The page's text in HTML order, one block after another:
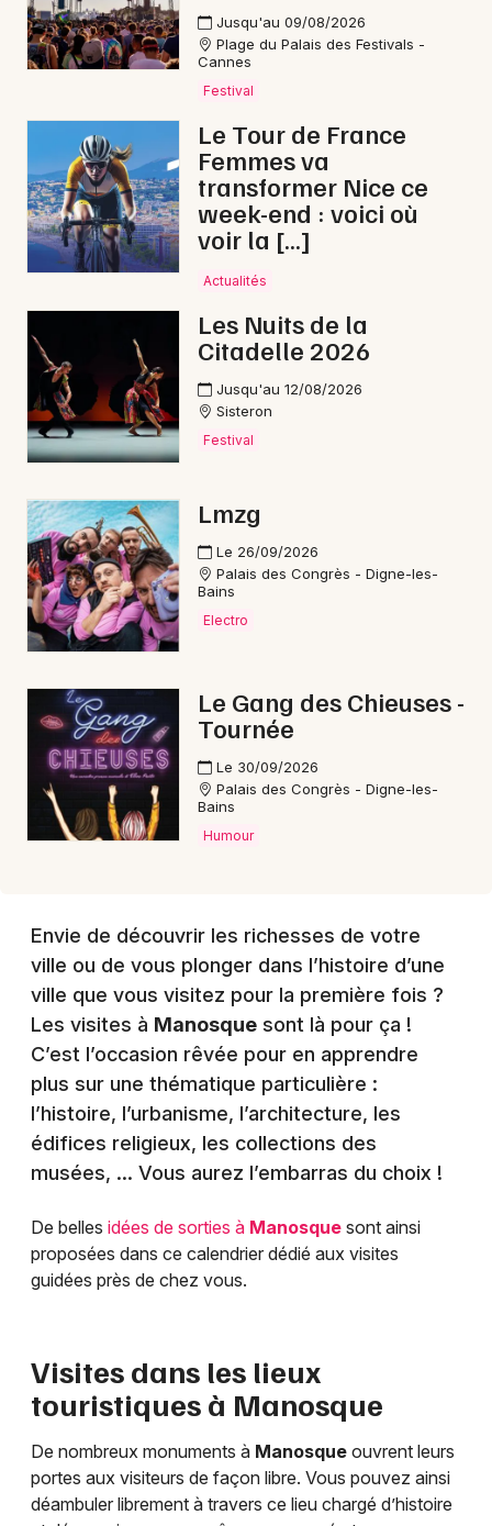
04 - Alpes de Hautes-Provence
Choisir mes départements
Mon email
Je m'abonne
Jusqu'au 09/08/2026
Plage du Palais des Festivals -
Cannes
Festival
Le Tour de France
Femmes va
transformer Nice ce
week-end : voici où
voir la […]
Actualités
Les Nuits de la
Citadelle 2026
Jusqu'au 12/08/2026
Sisteron
Festival
Lmzg
Le 26/09/2026
Palais des Congrès - Digne-les-
Bains
Electro
Le Gang des Chieuses -
Tournée
Le 30/09/2026
Palais des Congrès - Digne-les-
Bains
Humour
Envie de découvrir les richesses de votre
ville ou de vous plonger dans l’histoire d’une
ville que vous visitez pour la première fois ?
Les visites à Manosque sont là pour ça !
C’est l’occasion rêvée pour en apprendre
plus sur une thématique particulière :
l’histoire, l’urbanisme, l’architecture, les
édifices religieux, les collections des
musées, … Vous aurez l’embarras du choix !
De belles idées de sorties à Manosque sont ainsi
proposées dans ce calendrier dédié aux visites
guidées près de chez vous.
Visites dans les lieux
touristiques à Manosque
De nombreux monuments à Manosque ouvrent leurs
portes aux visiteurs de façon libre. Vous pouvez ainsi
déambuler librement à travers ce lieu chargé d’histoire